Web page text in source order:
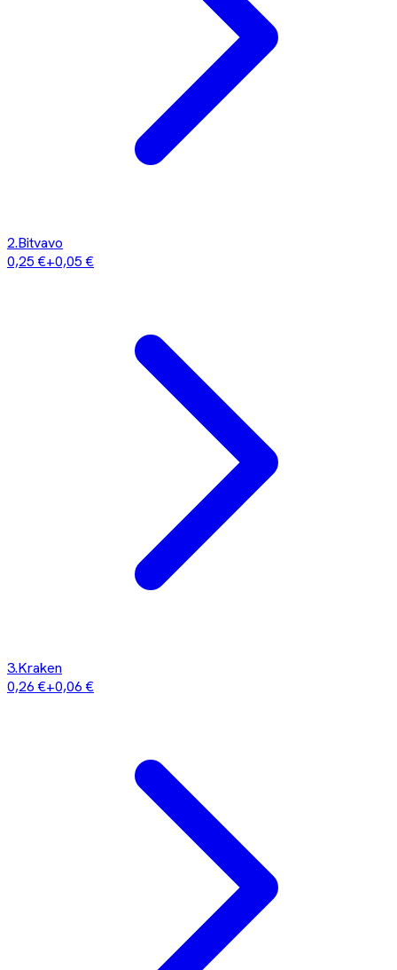
2.Bitvavo
0,25 €+0,05 €
3.Kraken
0,26 €+0,06 €